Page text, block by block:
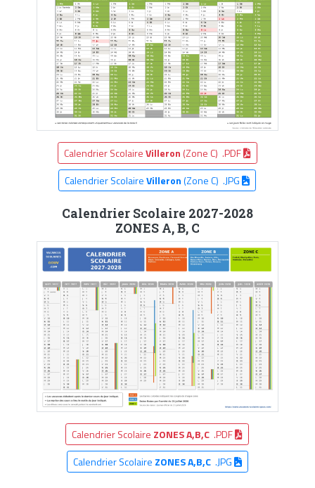
Calendrier ScolaireVilleron (Zone C) .PDF
Calendrier ScolaireVilleron(Zone C) .JPG
Calendrier Scolaire 2027-2028
ZONES A, B, C
Calendrier Scolaire ZONES A,B,C .PDF
Calendrier Scolaire ZONES A,B,C.JPG